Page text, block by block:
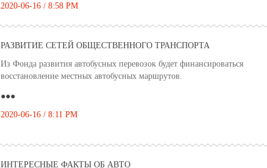
2020-06-16 / 8:58 PM
РАЗВИТИЕ СЕТЕЙ ОБЩЕСТВЕННОГО ТРАНСПОРТА
Из Фонда развития автобусных перевозок будет финансироваться
восстановление местных автобусных маршрутов.
●●●
2020-06-16 / 8:11 PM
ИНТЕРЕСНЫЕ ФАКТЫ ОБ АВТО